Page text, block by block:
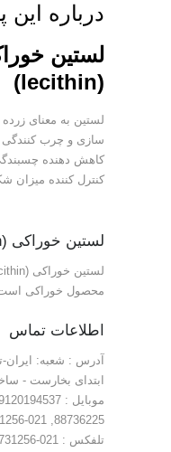
درباره این
لستین
(lecithin)
لستین به معنای
سازی و چرب کنندگی
کاهش دهنده
کنترل کننده میزان
لستین خوراکی (lecithin)
محصول خوراکی است با
اطلاعات تماس
آدرس : شعبه: ایران-